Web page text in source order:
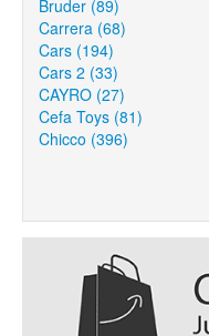
Bruder (89)
Carrera (68)
Cars (194)
Cars 2 (33)
CAYRO (27)
Cefa Toys (81)
Chicco (396)